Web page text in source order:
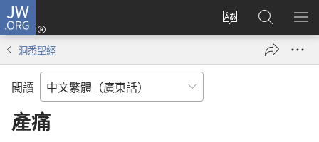
JW.ORG
更
登
錄
（開
搜
尋
JW.ORG
顯
洞悉聖經
閲讀
產痛